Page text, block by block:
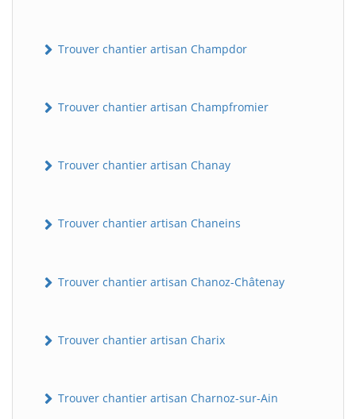
Trouver chantier artisan Champdor
Trouver chantier artisan Champfromier
Trouver chantier artisan Chanay
Trouver chantier artisan Chaneins
Trouver chantier artisan Chanoz-Châtenay
Trouver chantier artisan Charix
Trouver chantier artisan Charnoz-sur-Ain